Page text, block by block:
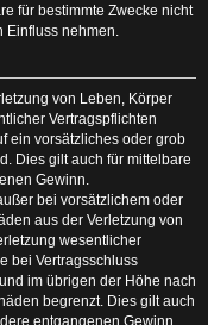
für bestimmte Zwecke nicht
Einfluss nehmen.
von Leben, Körper
Vertragspflichten
ein vorsätzliches oder grob
Dies gilt auch für mittelbare
Gewinn.
bei vorsätzlichem oder
aus der Verletzung von
wesentlicher
bei Vertragsschluss
im übrigen der Höhe nach
begrenzt. Dies gilt auch